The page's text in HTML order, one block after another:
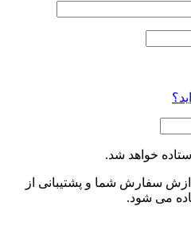
خواهد شد.
سفارش شما و پشتیبانی از
می شود.